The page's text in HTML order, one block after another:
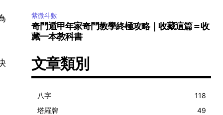
紫微斗數
奇門遁甲年家奇門教學終極攻略｜收藏這篇＝收
藏一本教科書
文章類別
八字
118
塔羅牌
49